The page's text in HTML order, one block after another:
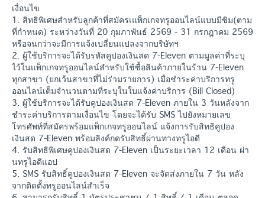
เงื่อนไข
1. สิทธิพิเศษสำหรับลูกค้าที่สมัครเแพ็กเกจทรูออนไลน์แบบมีซิม(ตาม
ที่กำหนด) ระหว่างวันที่ 20 กุมภาพันธ์ 2569 - 31 กรกฎาคม 2569
หรือจนกว่าจะมีการแจ้งเปลี่ยนแปลงจากบริษัทฯ
2. ผู้ใช้บริการจะได้รับรหัสคูปองเงินสด 7-Eleven ตามมูลค่าที่ระบุ
ไว้ในแพ็กเกจทรูออนไลน์สำหรับใช้ซื้อสินค้าภายในร้าน 7-Eleven
ทุกสาขา (ยกเว้นสาขาที่ไม่ร่วมรายการ) เมื่อชำระค่าบริการทรู
ออนไลน์เต็มจำนวนตามที่ระบุในใบแจ้งค่าบริการ (Bill Closed)​
3. ผู้ใช้บริการจะได้รับคูปองเงินสด 7-Eleven ภายใน 3 วันหลังจาก
ชำระค่าบริการตามเงื่อนไข โดยจะได้รับ SMS ไปยังหมายเลข
โทรศัพท์ที่สมัครพร้อมแพ็กเกจทรูออนไลน์ แจ้งการรับสิทธิคูปอง
เงินสด 7-Eleven พร้อมลิงค์กดรับสิทธิ์ผ่านทางทรูไอดี
4. รับสิทธิพิเศษคูปองเงินสด 7-Eleven เป็นระยะเวลา 12 เดือน ผ่า
นทรูไอดีแอป
5. SMS รับสิทธิ์คูปองเงินสด 7-Eleven จะจัดส่งภายใน 7 วัน หลัง
จากติดตั้งทรูออนไลน์สำเร็จ